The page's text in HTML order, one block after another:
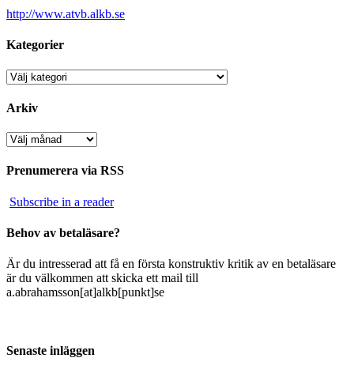
http://www.atvb.alkb.se
Kategorier
Kategorier
Arkiv
Arkiv
Prenumerera via RSS
Subscribe in a reader
Behov av betaläsare?
Är du intresserad att få en första konstruktiv kritik av en betaläsare
är du välkommen att skicka ett mail till
a.abrahamsson[at]alkb[punkt]se
Senaste inläggen